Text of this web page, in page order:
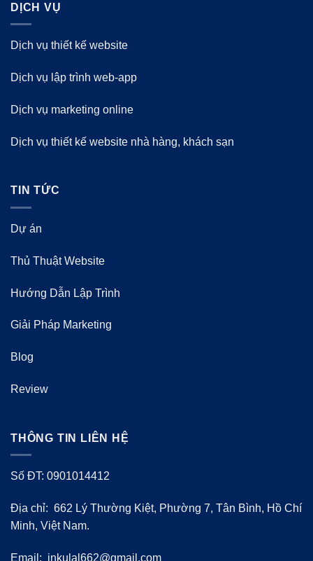
DỊCH VỤ
Dịch vụ thiết kế website
Dịch vụ lập trình web-app
Dịch vụ marketing online
Dịch vụ thiết kế website nhà hàng, khách sạn
TIN TỨC
Dự án
Thủ Thuật Website
Hướng Dẫn Lập Trình
Giải Pháp Marketing
Blog
Review
THÔNG TIN LIÊN HỆ
Số ĐT: 0901014412
Địa chỉ: 662 Lý Thường Kiệt, Phường 7, Tân Bình, Hồ Chí
Minh, Việt Nam.
Email: inkulal662@gmail.com